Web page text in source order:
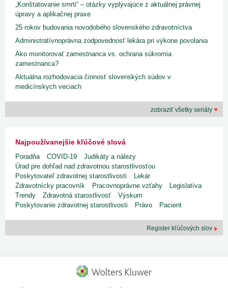
„Konštatovanie smrti“ – otázky vyplývajúce z aktuálnej právnej
úpravy a aplikačnej praxe
25 rokov budovania novodobého slovenského zdravotníctva
Administratívnoprávna zodpovednosť lekára pri výkone povolania
Ako monitorovať zamestnanca vs. ochrana súkromia
zamestnanca?
Aktuálna rozhodovacia činnosť slovenských súdov v
medicínskych veciach
zobraziť všetky seriály
Najpoužívanejšie kľúčové slová
Poradňa COVID-19
Judikáty a nálezy
Úrad pre dohľad nad zdravotnou starostlivosťou
Poskytovateľ zdravotnej starostlivosti
Lekár
Zdravotnícky pracovník
Pracovnoprávne vzťahy
Legislatíva
Trendy
Zdravotná starostlivosť
Výskum
Poskytovanie zdravotnej starostlivosti
Právo Pacient
Register kľúčových slov